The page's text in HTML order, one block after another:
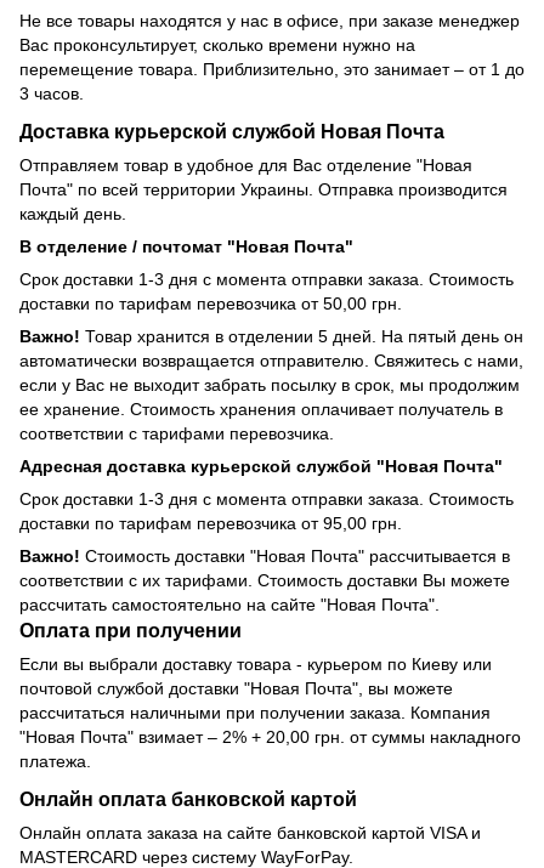
Не все товары находятся у нас в офисе, при заказе менеджер
Вас проконсультирует, сколько времени нужно на
перемещение товара. Приблизительно, это занимает – от 1 до
3 часов.
Доставка курьерской службой Новая Почта
Отправляем товар в удобное для Вас отделение "Новая
Почта" по всей территории Украины. Отправка производится
каждый день.
В отделение / почтомат "Новая Почта"
Срок доставки 1-3 дня с момента отправки заказа. Стоимость
доставки по тарифам перевозчика от 50,00 грн.
Важно! Товар хранится в отделении 5 дней. На пятый день он
автоматически возвращается отправителю. Свяжитесь с нами,
если у Вас не выходит забрать посылку в срок, мы продолжим
ее хранение. Стоимость хранения оплачивает получатель в
соответствии с тарифами перевозчика.
Адресная доставка курьерской службой "Новая Почта"
Срок доставки 1-3 дня с момента отправки заказа. Стоимость
доставки по тарифам перевозчика от 95,00 грн.
Важно! Стоимость доставки "Новая Почта" рассчитывается в
соответствии с их тарифами. Стоимость доставки Вы можете
рассчитать самостоятельно на сайте "Новая Почта".
Оплата при получении
Если вы выбрали доставку товара - курьером по Киеву или
почтовой службой доставки "Новая Почта", вы можете
рассчитаться наличными при получении заказа. Компания
"Новая Почта" взимает – 2% + 20,00 грн. от суммы накладного
платежа.
Онлайн оплата банковской картой
Онлайн оплата заказа на сайте банковской картой VISA и
MASTERCARD через систему WayForPay.